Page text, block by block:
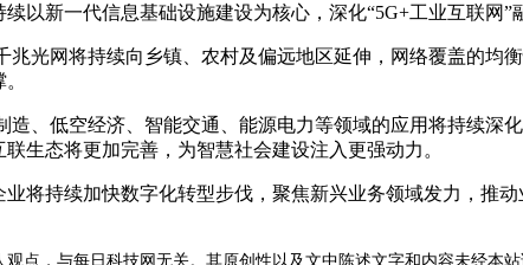
新一代信息基础设施建设为核心，深化“5G+工业互联网”
网将持续向乡镇、农村及偏远地区延伸，网络覆盖的均
低空经济、智能交通、能源电力等领域的应用将持续深
生态将更加完善，为智慧社会建设注入更强动力。
持续加快数字化转型步伐，聚焦新兴业务领域发力，推动
点，与每日科技网无关。其原创性以及文中陈述文字和内容未经